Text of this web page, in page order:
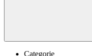
Categorie